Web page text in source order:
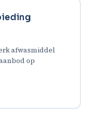
afwasmiddel
op